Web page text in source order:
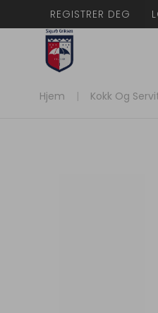
REGISTRER DEG
Hjem Kokk Og